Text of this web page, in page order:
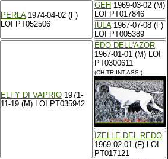
PERLA1974-04-02 (F)
LOI PT052506
GEH 1969-03-02 (M)
LOI PT017846
IULA1967-07-08 (F)
LOI PT005389
ELFY DI VAPRIO 1971-
11-19 (M) LOI PT035942
EDO DELL'AZOR
1967-01-01 (M) LOI
PT0300611
(CH.TR.INT.ASS.)
IZELLE DEL REDO
1969-02-01 (F) LOI
PT017121